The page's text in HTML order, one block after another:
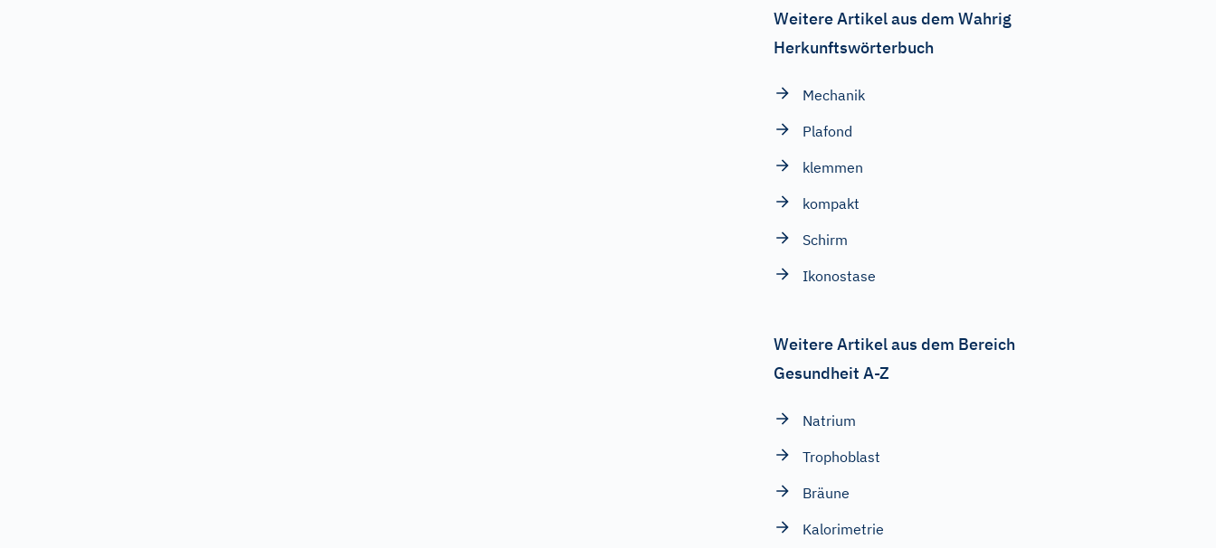
Weitere Artikel aus dem Wahrig
Herkunftswörterbuch
Mechanik
Plafond
klemmen
kompakt
Schirm
Ikonostase
Weitere Artikel aus dem Bereich
Gesundheit A-Z
Natrium
Trophoblast
Bräune
Kalorimetrie